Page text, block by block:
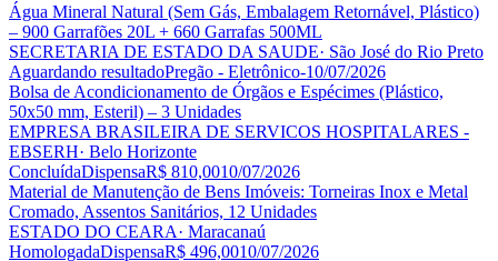
Água Mineral Natural (Sem Gás, Embalagem Retornável, Plástico)
– 900 Garrafões 20L + 660 Garrafas 500ML
SECRETARIA DE ESTADO DA SAUDE· São José do Rio Preto
Aguardando resultadoPregão - Eletrônico-10/07/2026
Bolsa de Acondicionamento de Órgãos e Espécimes (Plástico,
50x50 mm, Esteril) – 3 Unidades
EMPRESA BRASILEIRA DE SERVICOS HOSPITALARES -
EBSERH· Belo Horizonte
ConcluídaDispensaR$ 810,0010/07/2026
Material de Manutenção de Bens Imóveis: Torneiras Inox e Metal
Cromado, Assentos Sanitários, 12 Unidades
ESTADO DO CEARA· Maracanaú
HomologadaDispensaR$ 496,0010/07/2026